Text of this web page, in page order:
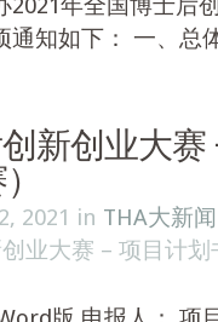
通知如下： 一、总
新创业大
2021 in THA大新闻
业大赛 – 项目计